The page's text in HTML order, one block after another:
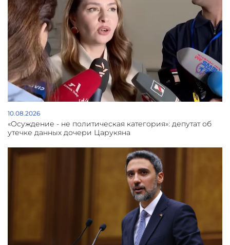
10.08.2026
«Осуждение - не политическая категория»: депутат об
утечке данных дочери Царукяна